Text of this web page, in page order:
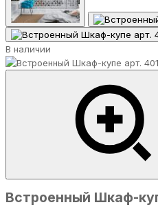
В наличии
Встроенный Шкаф-